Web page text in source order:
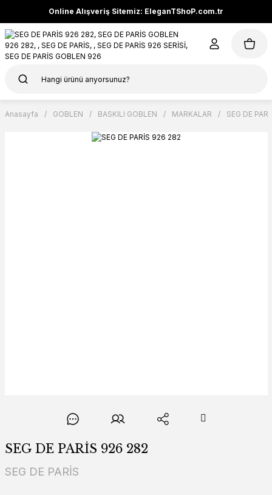
Online Alışveriş Sitemiz: EleganTShoP.com.tr
Anasayfa GOBLEN BASKILI GOBLEN MARKALAR SEG DE
SEG DE PARİS 926 282
SEG DE PARİS